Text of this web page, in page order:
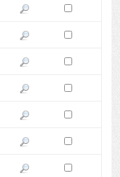
Pokaż podgląd wersji z dnia
Zaznacz wersję do
Pokaż podgląd wersji z dnia
Zaznacz wersję do
Pokaż podgląd wersji z dnia
Zaznacz wersję do
Pokaż podgląd wersji z dnia
Zaznacz wersję do
Pokaż podgląd wersji z dnia
Zaznacz wersję do
Pokaż podgląd wersji z dnia
Zaznacz wersję do
Pokaż podgląd wersji z dnia
Zaznacz wersję do